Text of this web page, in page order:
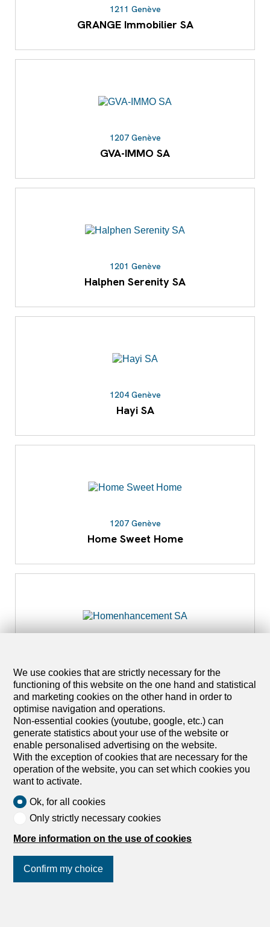
1211 Genève
GRANGE Immobilier SA
1207 Genève
GVA-IMMO SA
1201 Genève
Halphen Serenity SA
1204 Genève
Hayi SA
1207 Genève
Home Sweet Home
Homenhancement SA
We use cookies that are strictly necessary for the
functioning of this website on the one hand and statistical
and marketing cookies on the other hand in order to
optimise navigation and operations.
Non-essential cookies (youtube, google, etc.) can
generate statistics about your use of the website or
enable personalised advertising on the website.
With the exception of cookies that are necessary for the
operation of the website, you can set which cookies you
want to activate.
Ok, for all cookies
Only strictly necessary cookies
More information on the use of cookies
Confirm my choice